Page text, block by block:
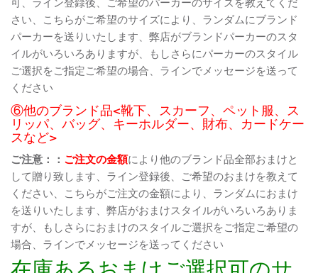
さい、こちらがご希望のサイズにより、ランダムにブランド
パーカーを送りいたします、弊店がブランドパーカーのスタ
イルがいろいろありますが、もしさらにパーカーのスタイル
ご選択をご指定ご希望の場合、ラインでメッセージを送って
ください
⑥他のブランド品<靴下、スカーフ、ペット服、ス
リッパ、バッグ、キーホルダー、財布、カードケー
スなど>
ご注意：： ご注文の金額により他のブランド品全部おまけと
して贈り致します、ライン登録後、ご希望のおまけを教えて
ください、こちらがご注文の金額により、ランダムにおまけ
を送りいたします、弊店がおまけスタイルがいろいろありま
すが、もしさらにおまけのスタイルご選択をご指定ご希望の
場合、ラインでメッセージを送ってください